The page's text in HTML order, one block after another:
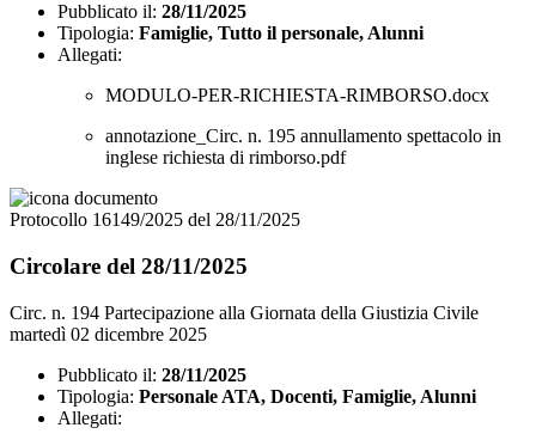
Pubblicato il: 28/11/2025
Tipologia: Famiglie, Tutto il personale, Alunni
Allegati:
MODULO-PER-RICHIESTA-RIMBORSO.docx
annotazione_Circ. n. 195 annullamento spettacolo in
inglese richiesta di rimborso.pdf
Protocollo 16149/2025 del 28/11/2025
Circolare del 28/11/2025
Circ. n. 194 Partecipazione alla Giornata della Giustizia Civile
martedì 02 dicembre 2025
Pubblicato il: 28/11/2025
Tipologia: Personale ATA, Docenti, Famiglie, Alunni
Allegati: